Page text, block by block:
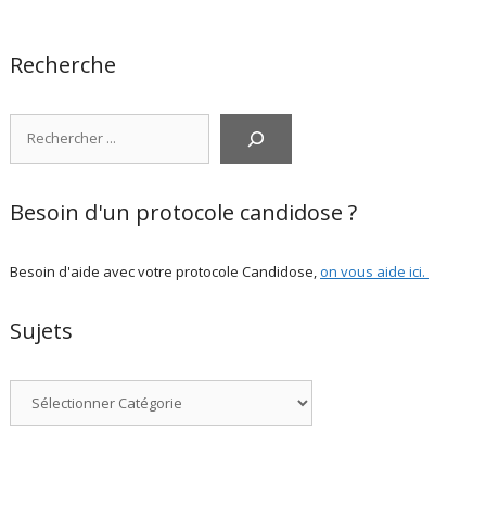
Recherche
Besoin d'un protocole candidose ?
Besoin d'aide avec votre protocole Candidose,on vous aide ici.
Sujets